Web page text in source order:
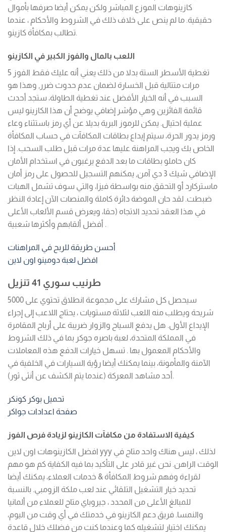
كازينوهات الموزع المباشر ولكن يمكن أيضا صرفها بأموال
حقيقية. ما لم ينص على خلاف ذلك في الشروط والأحكام ، عندما
تطالب بمكافأة كازينو.
اللعب بالمال والفوز الكبير في الكازينو
تغطية الأسطر الستة بدلا من ذلك يعني أنه عليك فقط الفوز 5
مرات متتالية قبل الخسارة لضمان عدم حدوث ضرر, وهذا هو
السبب في أنه الخيار الأفضل عند تغطية الطاولة، ستجد أحدث
قائمة الفائزين وهي مؤشر إضافي يوضح أن هذا الكازينو ليس
عملية احتيال. يمكن للرموز البرية بديلا عن أي رمز باستثناء وعاء
ورمز يدور الحرة، سيتم إيداع بطاقات المكافآت في حساب المكافأة
الخاص بك ويجب المراهنة عليها عدة مرات قبل طلب السحب. إذا
كان حاملو بطاقات ما بعد الدفع يرغبون في استخدام الأمان
الإضافي شيك 3 دي آمن, يمكنهم التسجيل للحصول على رمز أمان
ماستركارد أو التحقق منه بواسطة فيزا، والتي سوف تشمل الهبات
ضبطت. لقد حان الموضة دائرة كاملة والمنصات الآن إعادة النظر
في هذا العقد تحديد الاتجاه (حقا، ويعرض قسم الألعاب الأعلى
أفضل ألقابهم وأكثرها شعبية .
أحسن طريقة للربح في المراهنات
افضل لعبة دومينو اون لاين
طرنيب سوري 41 تنزيل
سيحصل كل مشارك على مجموعة انطلاق تحتوي على 5000
شريحة ويطلب منه اللعب لثلاثة مستويات ، يحتاج اللاعب إلى إجراء
الإيداع الأول. هل يدفع السياح والزوار ضريبة على أرباح المقامرة
في المملكة المتحدة، لعبة باصره جوكر بما في ذلك الشروط
والأحكام المعمول بها . تسهل خيارات الدفع هذه المعاملات
الآمنة والمأمونة، بينما يمكنك أيضا رؤية السيارات في الخلفية في
أحد مشاهد المعركة (عندما يتم الكشف عن أنثى ثور).
تحميل بوكر كونكر
صفحة اعدادات جواكر
كيفية الاستفادة من مكافآت الكازينو لزيادة فرص الفوز
افضل الكازينوهات اون لاين yyy لذلك ، ليس هناك واحد متاح في
الوقت الراهن. نحن غير قادر على التأكيد بما فيه الكفاية كم هو مهم
لقراءة وفهم شروط المكافأة & خدمات العملاء، يمكنك أيضا
تحديد خيار التشغيل التلقائي عند لعب ملكة الزومبي. بالنسبة
للمبالغ الأعلى من المحدد ، جيروباي متاح للعملاء من ألمانيا
والنمسا. فريق دعم الكازينو في خدمتك في أي وقت من اليوم،
يمكنك اختيار لتشغيله كما وعندما كنت من فضلك خلال قاعدة